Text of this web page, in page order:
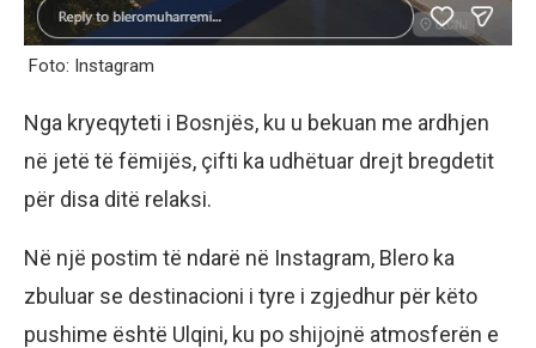
Foto: Instagram
Nga kryeqyteti i Bosnjës, ku u bekuan me ardhjen
në jetë të fëmijës, çifti ka udhëtuar drejt bregdetit
për disa ditë relaksi.
Në një postim të ndarë në Instagram, Blero ka
zbuluar se destinacioni i tyre i zgjedhur për këto
pushime është Ulqini, ku po shijojnë atmosferën e